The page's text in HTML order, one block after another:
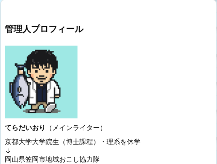
管理人プロフィール
てらだいおり
（メインライター）
京都大学大学院生（博士課程）・理系を休学
↓
岡山県笠岡市地域おこし協力隊